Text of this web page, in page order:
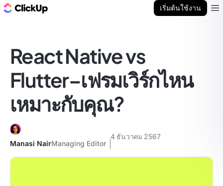
เริ่มต้นใช้งาน
React Native vs
Flutter–เฟรมเวิร์กไหน
เหมาะกับคุณ?
Manasi NairManaging Editor
4 ธันวาคม 2567